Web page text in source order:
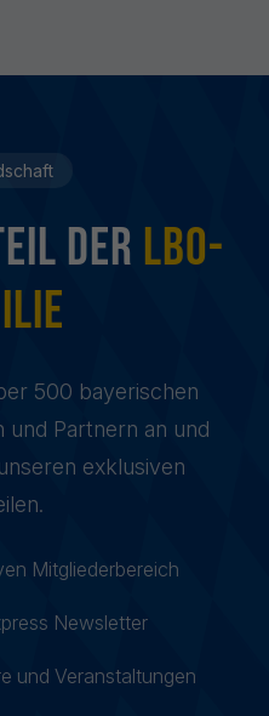
der LBO-
500 bayerischen
und Partnern an und
exklusiven
Mitgliederbereich
Newsletter
und Veranstaltungen